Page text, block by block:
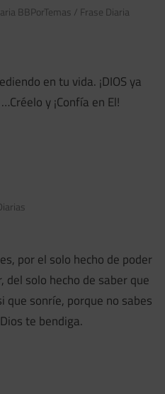
BBPorTemas / Frase Diaria
en tu vida. ¡DIOS ya
y ¡Confía en El!
por el solo hecho de poder
del solo hecho de saber que
que sonríe, porque no sabes
te bendiga.